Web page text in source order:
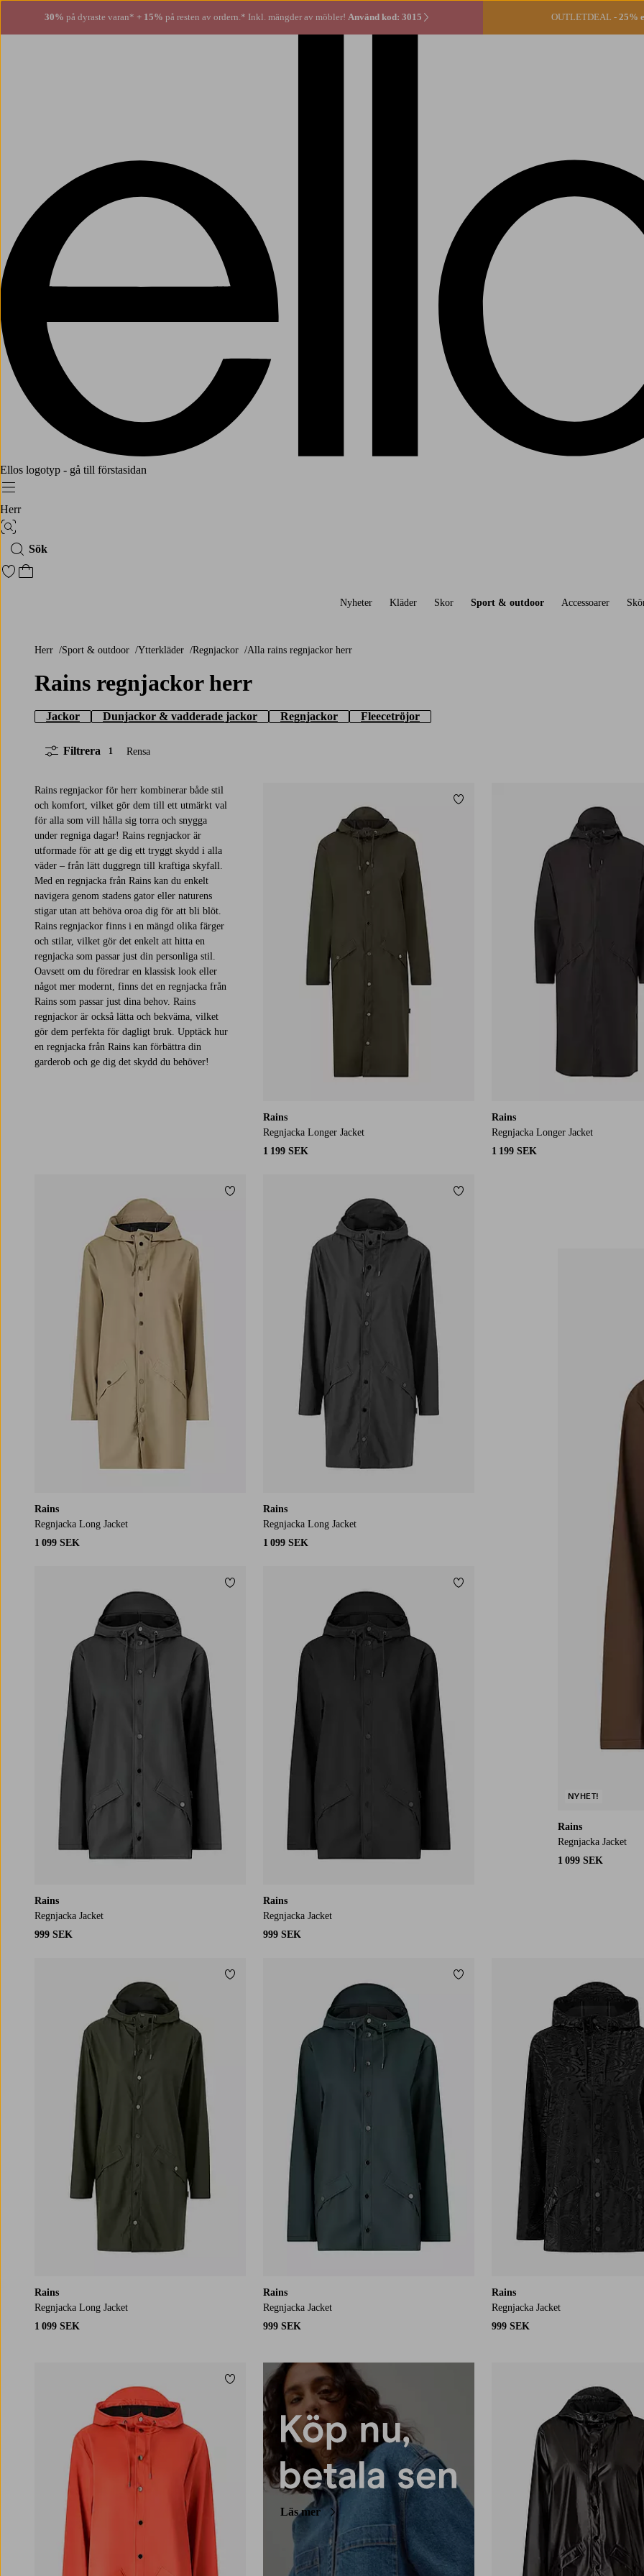
30% på dyraste varan* + 15% på resten av ordern.* Inkl. mängder av möbler! Använd kod: 3015 OUTLETDEAL - 25%
Ellos logotyp - gå till förstasidan
Meny
Herr
Bildsök
Sök
Gå till favoritmarkerade produkter
Gå till kundvagnen
Nyheter Kläder Skor Sport & outdoor Accessoarer
Herr Sport & outdoor Ytterkläder Regnjackor Alla rains regnjackor herr
Rains regnjackor herr
Jackor Dunjackor & vadderade jackor Regnjackor Fleecetröjor
Filtrera 1 Rensa
Rains regnjackor för herr kombinerar både stil
och komfort, vilket gör dem till ett utmärkt val
för alla som vill hålla sig torra och snygga
under regniga dagar! Rains regnjackor är
utformade för att ge dig ett tryggt skydd i alla
väder – från lätt duggregn till kraftiga skyfall.
Med en regnjacka från Rains kan du enkelt
navigera genom stadens gator eller naturens
stigar utan att behöva oroa dig för att bli blöt.
Rains regnjackor finns i en mängd olika färger
och stilar, vilket gör det enkelt att hitta en
regnjacka som passar just din personliga stil.
Oavsett om du föredrar en klassisk look eller
något mer modernt, finns det en regnjacka från
Rains som passar just dina behov. Rains
regnjackor är också lätta och bekväma, vilket
gör dem perfekta för dagligt bruk. Upptäck hur
en regnjacka från Rains kan förbättra din
garderob och ge dig det skydd du behöver!
Rains
Regnjacka Jacket
1 099 SEK
NYHET!
Rains
Regnjacka Longer Jacket
1 199 SEK
Lägg till i favoriter
Rains
Regnjacka Longer Jacket
1 199 SEK
Rains
Regnjacka Long Jacket
1 099 SEK
Lägg till i favoriter
Rains
Regnjacka Long Jacket
1 099 SEK
Lägg till i favoriter
Rains
Regnjacka Jacket
999 SEK
Lägg till i favoriter
Rains
Regnjacka Jacket
999 SEK
Lägg till i favoriter
Rains
Regnjacka Long Jacket
1 099 SEK
Lägg till i favoriter
Rains
Regnjacka Jacket
999 SEK
Lägg till i favoriter
Rains
Regnjacka Jacket
999 SEK
Lägg till i favoriter
Läs mer